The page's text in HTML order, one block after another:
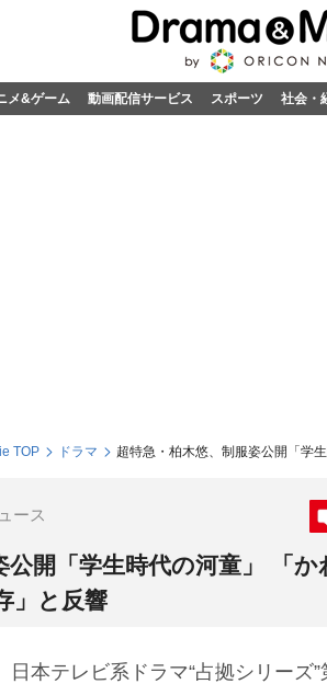
メ&ゲーム 動画配信サービス スポーツ 社会・
TOP ドラマ 超特急・柏木悠、制服姿公開「学
ース
公開「学生時代の河童」 「
」と反響
日本テレビ系ドラマ“占拠シリーズ